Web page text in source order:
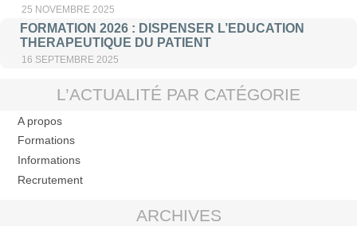
25 NOVEMBRE 2025
FORMATION 2026 : DISPENSER L’EDUCATION
THERAPEUTIQUE DU PATIENT
16 SEPTEMBRE 2025
L’ACTUALITÉ PAR CATÉGORIE
A propos
Formations
Informations
Recrutement
ARCHIVES